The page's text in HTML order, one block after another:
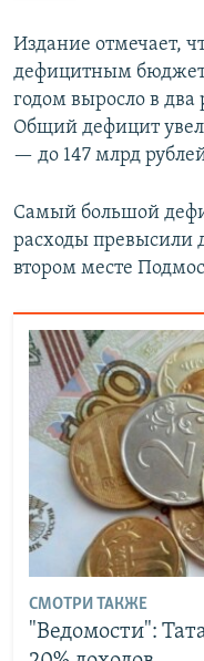
Издание отмечает,
дефицитным
годом выросло в два
Общий дефицит
— до 147 млрд
Самый большой
расходы превысили
втором месте
СМОТРИ ТАКЖЕ
"Ведомости":